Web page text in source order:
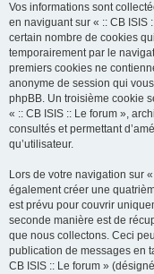
Vos informations sont
en naviguant sur « :: CB ISIS
certain nombre de cookies
temporairement par le
premiers cookies ne
anonyme de session qui
phpBB. Un troisième cookie
« :: CB ISIS :: Le forum »,
consultés et permettant
qu’utilisateur.
Lors de votre navigation sur
également créer une
est prévu pour couvrir
seconde manière est de
que nous collectons. Ceci
publication de messages en
CB ISIS :: Le forum »